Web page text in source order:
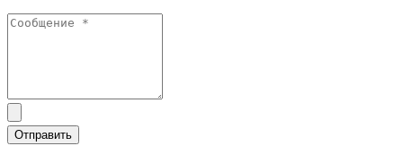
Отправить